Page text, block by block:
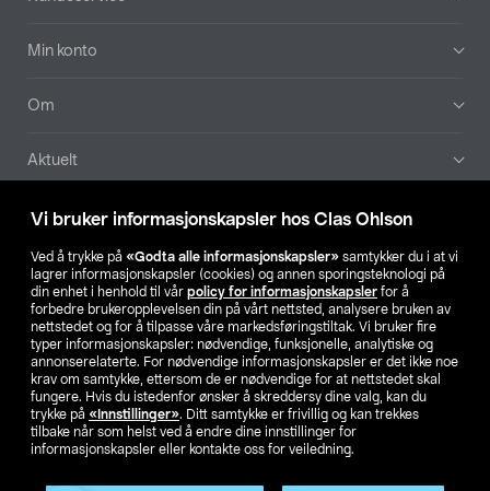
Vi bruker informasjonskapsler hos Clas Ohlson
Ved å trykke på «Godta alle informasjonskapsler» samtykker du i at vi
lagrer informasjonskapsler (cookies) og annen sporingsteknologi på
din enhet i henhold til vår policy for informasjonskapsler for å
forbedre brukeropplevelsen din på vårt nettsted, analysere bruken av
nettstedet og for å tilpasse våre markedsføringstiltak. Vi bruker fire
typer informasjonskapsler: nødvendige, funksjonelle, analytiske og
annonserelaterte. For nødvendige informasjonskapsler er det ikke noe
krav om samtykke, ettersom de er nødvendige for at nettstedet skal
fungere. Hvis du istedenfor ønsker å skreddersy dine valg, kan du
trykke på «Innstillinger». Ditt samtykke er frivillig og kan trekkes
tilbake når som helst ved å endre dine innstillinger for
informasjonskapsler eller kontakte oss for veiledning.
Min konto
Om
Aktuelt
Våre selskaper
Finn din butikk
SE NO FI